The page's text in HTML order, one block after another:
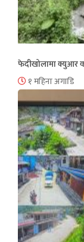
फेदीखोलामा क्युआर
१ महिना अगाडि